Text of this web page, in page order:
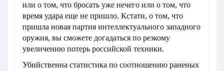
или о том, что бросать уже нечего или о том, что
время удара еще не пришло. Кстати, о том, что
пришла новая партия интеллектуального западного
оружия, вы сможете догадаться по резкому
увеличению потерь российской техники.
Убийственна статистика по соотношению раненых